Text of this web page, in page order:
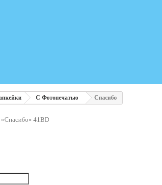
С Фотопечатью Спасибо